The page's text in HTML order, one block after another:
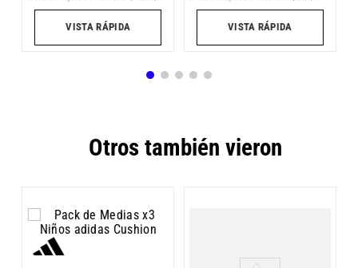
VISTA RÁPIDA VISTA RÁPIDA
Otros también vieron